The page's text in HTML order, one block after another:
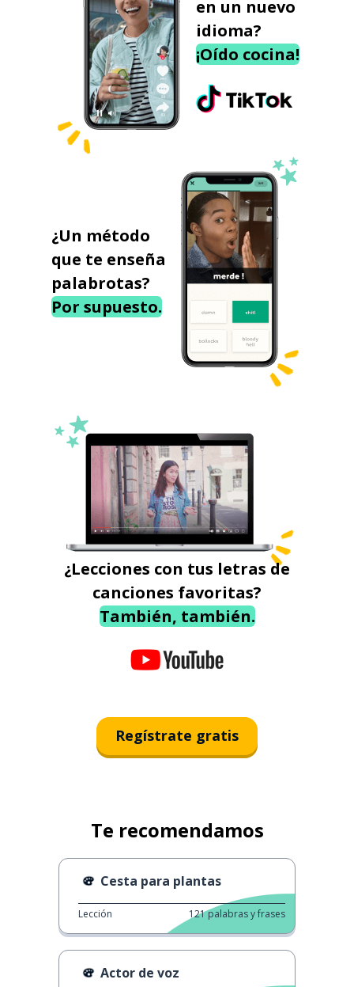
en un nuevo
idioma?
¡Oído cocina!
¿Un método
que te enseña
palabrotas?
Por supuesto.
¿Lecciones con tus letras de
canciones favoritas?
También, también.
Regístrate gratis
Te recomendamos
Cesta para plantas
Lección 121palabras y frases
Actor de voz